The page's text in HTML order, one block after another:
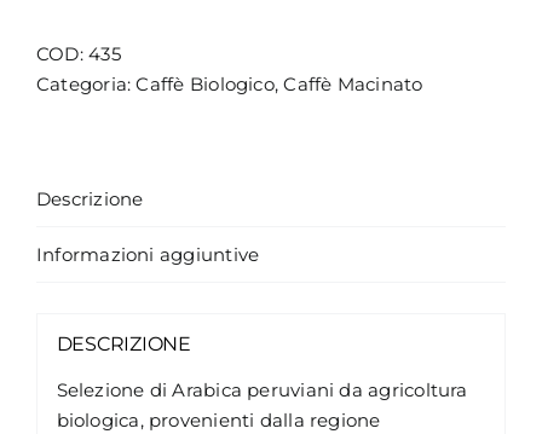
macinato
quantità
COD:435
Categoria:Caffè Biologico,Caffè Macinato
Descrizione
Informazioni aggiuntive
DESCRIZIONE
Selezione di Arabica peruviani da agricoltura
biologica, provenienti dalla regione